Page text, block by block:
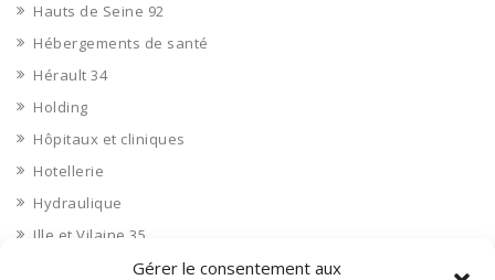
Gérer le consentement aux
Hauts de Seine 92
Hébergements de santé
Hérault 34
Holding
Hôpitaux et cliniques
Hotellerie
Hydraulique
Ille et Vilaine 35
Immobilier aménagement